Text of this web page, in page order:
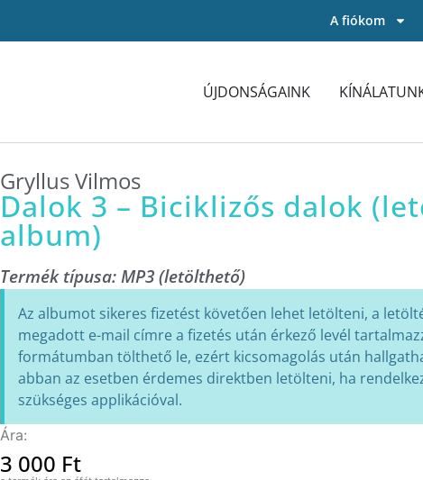
A fiókom
ÚJDONSÁGAINK
Gryllus Vilmos
Dalok 3 – Biciklizős dalok
album)
Termék típusa:MP3 (letölthető)
Az albumot sikeres fizetést követően lehet letölteni, a
megadott e-mail címre a fizetés után érkező levél
formátumban tölthető le, ezért kicsomagolás után
abban az esetben érdemes direktben letölteni, ha
szükséges applikációval.
3 000 Ft